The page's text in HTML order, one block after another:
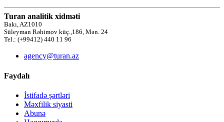
Turan analitik xidməti
Bakı, AZ1010
Süleyman Rəhimov küç.,186, Mən. 24
Tel.: (+99412) 440 11 96
agency@turan.az
Faydalı
İstifadə şərtləri
Məxfilik siyasti
Abunə